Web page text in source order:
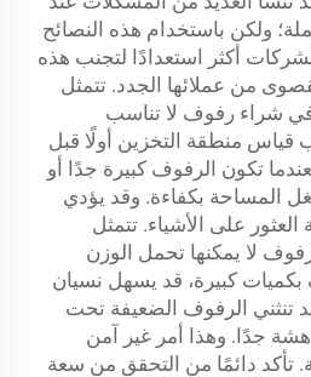
ولكن باستخدام هذه النصائح
أكثر استعدادًا لتجنب هذه
من عملائها الجدد. تتمثل
شراء رفوف لا تناسب
منطقة التخزين أولًا قبل
تكون الرفوف كبيرة جدًا أو
المساحة بكفاءة. وقد يؤدي
على الأشياء. تتمثل
لا يمكنها تحمل الوزن
بكميات كبيرة، قد يسهل نسيان
تنثني الرفوف الضعيفة تحت
هشة جدًا. وهذا أمر غير آمن
تأكد دائمًا من التحقق من سعة